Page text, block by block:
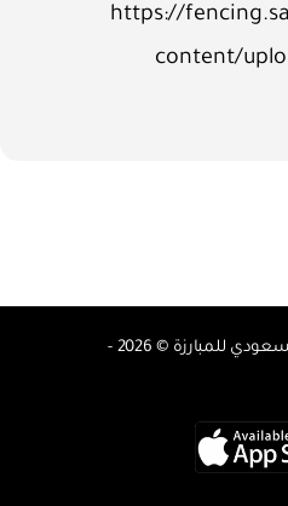
beta=”true/false”]https://
content/
للمبارزة © 2026 -